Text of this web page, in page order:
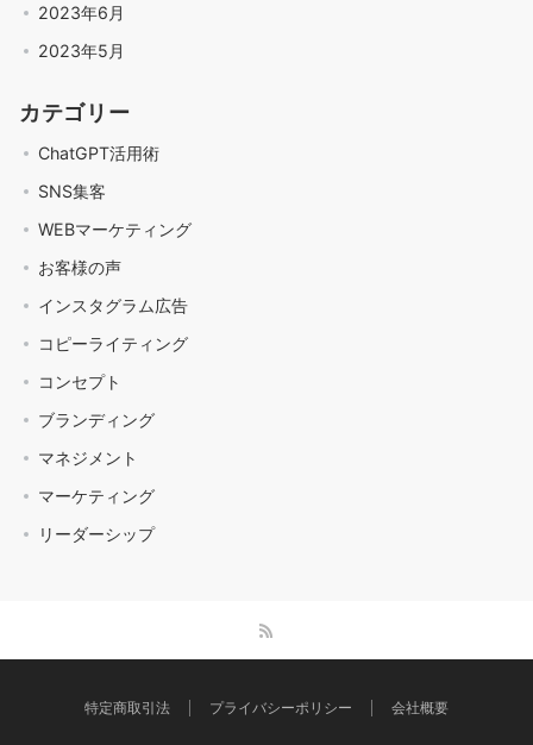
2023年6月
2023年5月
カテゴリー
ChatGPT活用術
SNS集客
WEBマーケティング
お客様の声
インスタグラム広告
コピーライティング
コンセプト
ブランディング
マネジメント
マーケティング
リーダーシップ
特定商取引法 プライバシーポリシー 会社概要